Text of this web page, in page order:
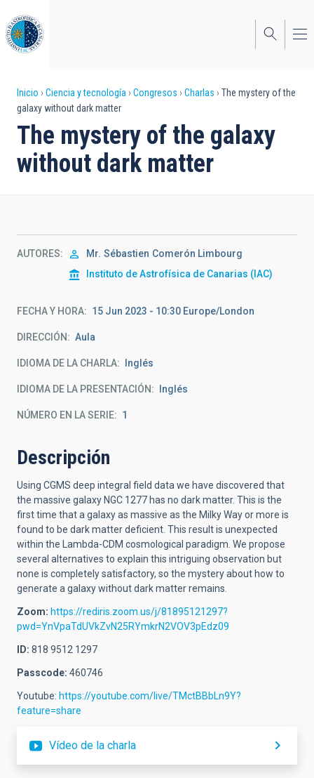
al
contenido
principal
Sobrescribir
enlaces
de
ayuda
navegación
Inicio Ciencia y tecnología Congresos Charlas
The mystery of the
galaxy without dark matter
The mystery of the galaxy
without dark matter
AUTORES Mr. Sébastien Comerón Limbourg
Instituto de Astrofísica de Canarias (IAC)
FECHA Y HORA 15 Jun 2023 - 10:30 Europe/London
DIRECCIÓN Aula
IDIOMA DE LA CHARLA Inglés
IDIOMA DE LA PRESENTACIÓN Inglés
NÚMERO EN LA SERIE 1
Descripción
Using CGMS deep integral field data we have discovered that
the massive galaxy NGC 1277 has no dark matter. This is the
first time that a galaxy as massive as the Milky Way or more is
found to be dark matter deficient. This result is unexpected
within the Lambda-CDM cosmological paradigm. We propose
several alternatives to explain this intriguing observation but
none is completely satisfactory, so the mystery about how to
generate a galaxy without dark matter remains.
Zoom: https://rediris.zoom.us/j/81895121297?
pwd=YnVpaTdUVkZvN25RYmkrN2VOV3pEdz09
ID: 818 9512 1297
Passcode: 460746
Youtube: https://youtube.com/live/TMctBBbLn9Y?
feature=share
Vídeo de la charla